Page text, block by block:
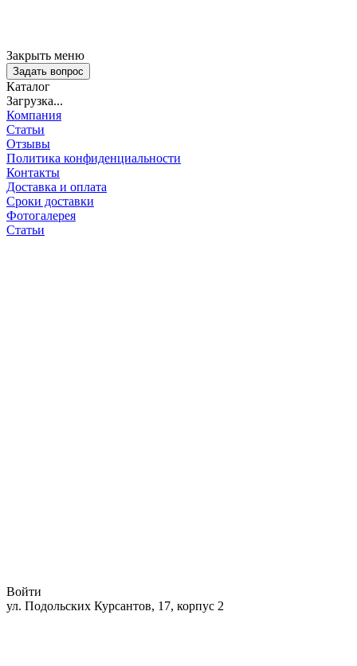
Закрыть меню
Задать вопрос
Каталог
Загрузка...
Компания
Статьи
Отзывы
Политика конфиденциальности
Контакты
Доставка и оплата
Сроки доставки
Фотогалерея
Статьи
Войти
ул. Подольских Курсантов, 17, корпус 2